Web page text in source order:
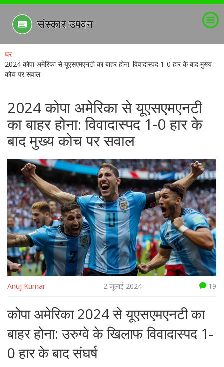
घर
2024 कोपा अमेरिका से यूएसएमएनटी का बाहर होना: विवादास्पद 1-0 हार के बाद मुख्य
कोच पर सवाल
2024 कोपा अमेरिका से यूएसएमएनटी
का बाहर होना: विवादास्पद 1-0 हार के
बाद मुख्य कोच पर सवाल
Anuj Kumar 2 जुलाई 2024 19
कोपा अमेरिका 2024 से यूएसएमएनटी का
बाहर होना: उरुग्वे के खिलाफ विवादास्पद 1-
0 हार के बाद संघर्ष